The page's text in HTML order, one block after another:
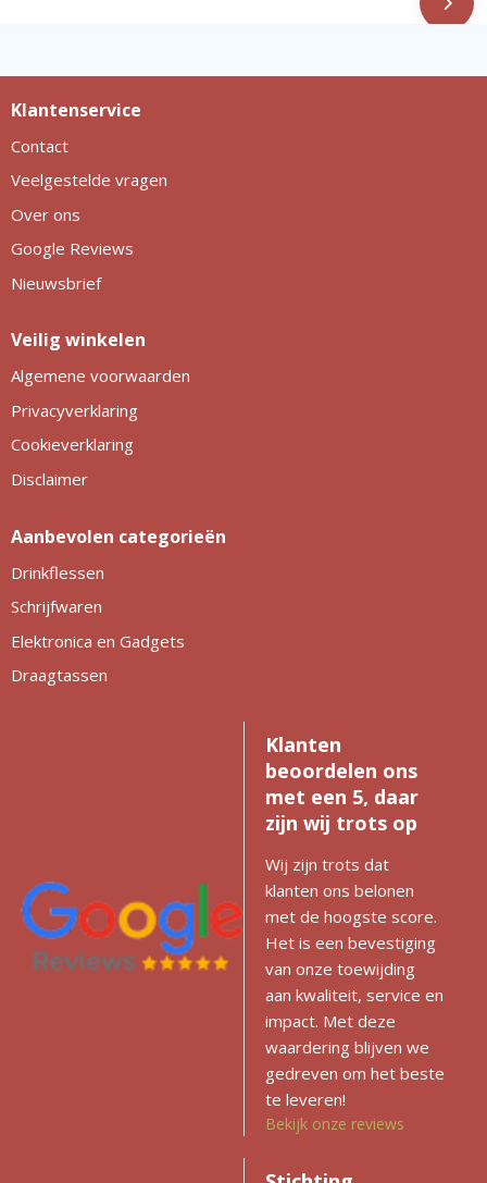
Klantenservice
Contact
Veelgestelde vragen
Over ons
Google Reviews
Nieuwsbrief
Veilig winkelen
Algemene voorwaarden
Privacyverklaring
Cookieverklaring
Disclaimer
Aanbevolen categorieën
Drinkflessen
Schrijfwaren
Elektronica en Gadgets
Draagtassen
Klanten
beoordelen ons
met een 5, daar
zijn wij trots op
Wij zijn trots dat
klanten ons belonen
met de hoogste score.
Het is een bevestiging
van onze toewijding
aan kwaliteit, service en
impact. Met deze
waardering blijven we
gedreven om het beste
te leveren!
Bekijk onze reviews